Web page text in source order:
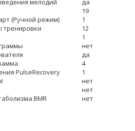
мелодий
да
19
(Ручной режим)
1
тренировки
12
1
нет
да
4
PulseRecovery
1
нет
нет
BMR
нет